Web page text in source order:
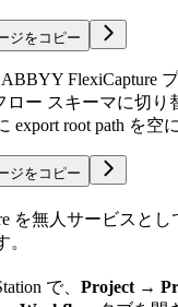
ジをコピー
ABBYY FlexiCapture
ロー スキーマに切り
export root path を空
ジをコピー
を無人サービスとし
で、 Project →